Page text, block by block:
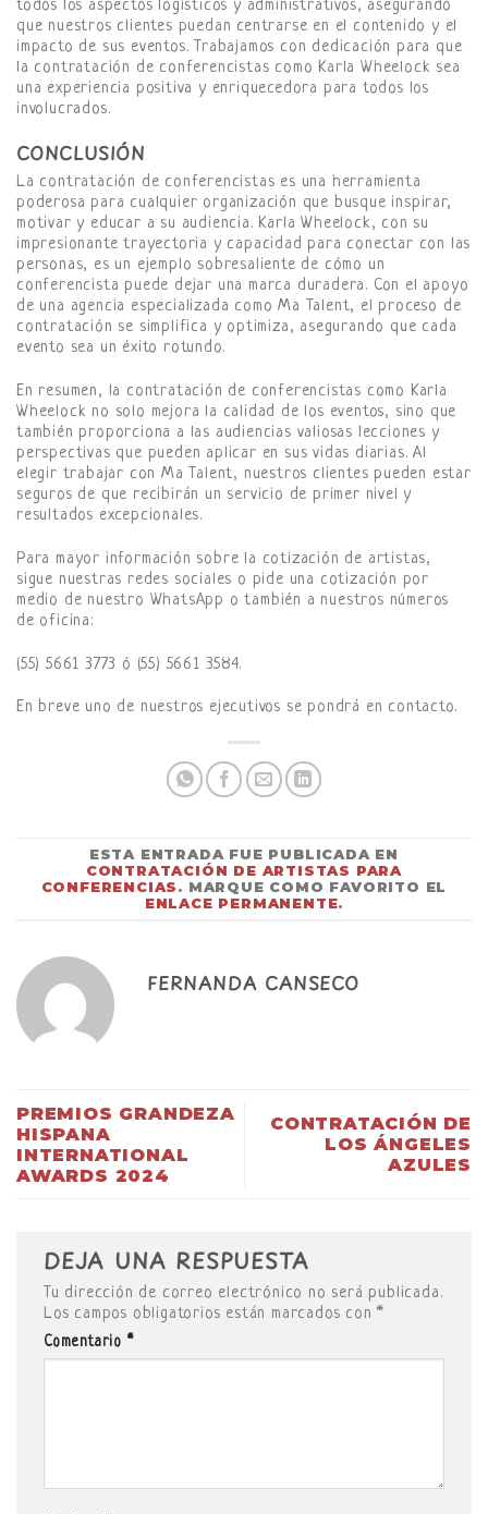
todos los aspectos logísticos y administrativos, asegurando
que nuestros clientes puedan centrarse en el contenido y el
impacto de sus eventos. Trabajamos con dedicación para que
la contratación de conferencistas como Karla Wheelock sea
una experiencia positiva y enriquecedora para todos los
involucrados.
CONCLUSIÓN
La contratación de conferencistas es una herramienta
poderosa para cualquier organización que busque inspirar,
motivar y educar a su audiencia. Karla Wheelock, con su
impresionante trayectoria y capacidad para conectar con las
personas, es un ejemplo sobresaliente de cómo un
conferencista puede dejar una marca duradera. Con el apoyo
de una agencia especializada como Ma Talent, el proceso de
contratación se simplifica y optimiza, asegurando que cada
evento sea un éxito rotundo.
En resumen, la contratación de conferencistas como Karla
Wheelock no solo mejora la calidad de los eventos, sino que
también proporciona a las audiencias valiosas lecciones y
perspectivas que pueden aplicar en sus vidas diarias. Al
elegir trabajar con Ma Talent, nuestros clientes pueden estar
seguros de que recibirán un servicio de primer nivel y
resultados excepcionales.
Para mayor información sobre la cotización de artistas,
sigue nuestras redes sociales o pide una cotización por
medio de nuestro WhatsApp o también a nuestros números
de oficina:
(55) 5661 3773 ó (55) 5661 3584.
En breve uno de nuestros ejecutivos se pondrá en contacto.
ESTA ENTRADA FUE PUBLICADA EN
CONTRATACIÓN DE ARTISTAS PARA
CONFERENCIAS . MARQUE COMO FAVORITO EL
ENLACE PERMANENTE.
FERNANDA CANSECO
PREMIOS GRANDEZA
HISPANA
INTERNATIONAL
AWARDS 2024
CONTRATACIÓN DE
LOS ÁNGELES
AZULES
DEJA UNA RESPUESTA
Tu dirección de correo electrónico no será publicada.
Los campos obligatorios están marcados con*
Comentario *